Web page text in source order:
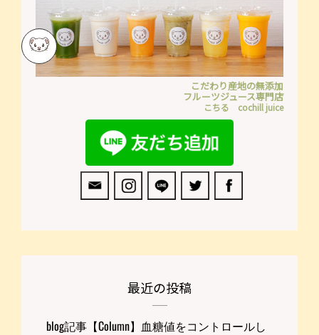
こだわり産地の無添加
フルーツジュース専門店
こちる cochill juice
最近の投稿
blog記事【Column】血糖値をコントロールし